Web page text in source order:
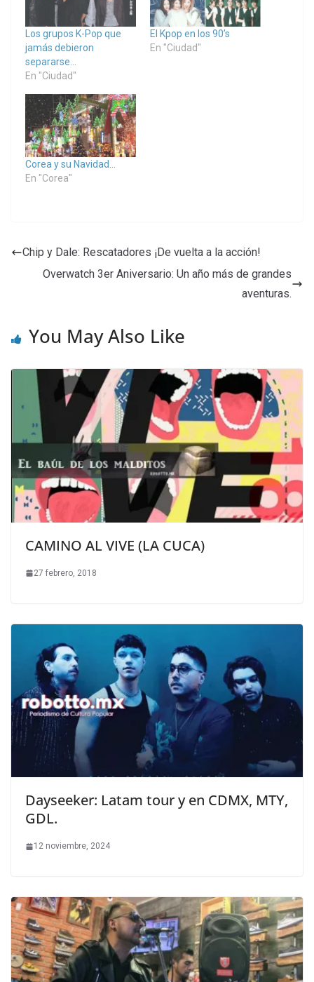
Los grupos K-Pop que
jamás debieron
separarse…
En "Ciudad"
El Kpop en los 90’s
En "Ciudad"
Corea y su Navidad…
En "Corea"
Chip y Dale: Rescatadores ¡De vuelta a la acción!
Overwatch 3er Aniversario: Un año más de grandes
aventuras.
You May Also Like
CAMINO AL VIVE (LA CUCA)
27 febrero, 2018
Dayseeker: Latam tour y en CDMX, MTY,
GDL.
12 noviembre, 2024